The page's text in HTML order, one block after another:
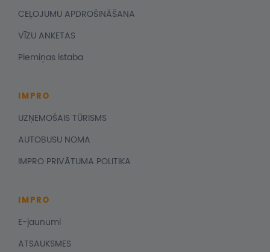
CEĻOJUMU APDROŠINĀŠANA
VĪZU ANKETAS
Piemiņas istaba
IMPRO
UZŅEMOŠAIS TŪRISMS
AUTOBUSU NOMA
IMPRO PRIVĀTUMA POLITIKA
IMPRO
E-jaunumi
ATSAUKSMES